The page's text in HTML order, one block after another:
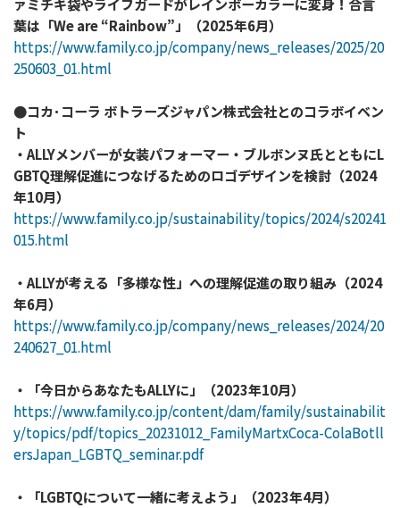
ァミチキ袋やライフガードがレインボーカラーに変身！合言
葉は「We are “Rainbow”」（2025年6月）
https://www.family.co.jp/company/news_releases/2025/20
250603_01.html
●コカ･コーラ ボトラーズジャパン株式会社とのコラボイベン
ト
・ALLYメンバーが女装パフォーマー・ブルボンヌ氏とともにL
GBTQ理解促進につなげるためのロゴデザインを検討（2024
年10月）
https://www.family.co.jp/sustainability/topics/2024/s20241
015.html
・ALLYが考える「多様な性」への理解促進の取り組み（2024
年6月）
https://www.family.co.jp/company/news_releases/2024/20
240627_01.html
・「今日からあなたもALLYに」（2023年10月）
https://www.family.co.jp/content/dam/family/sustainabilit
y/topics/pdf/topics_20231012_FamilyMartxCoca-ColaBotll
ersJapan_LGBTQ_seminar.pdf
・「LGBTQについて一緒に考えよう」（2023年4月）